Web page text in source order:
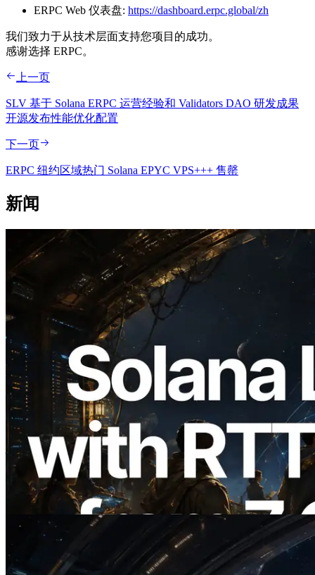
ERPC Web 仪表盘: https://dashboard.erpc.global/zh
我们致力于从技术层面支持您项目的成功。
感谢选择 ERPC。
上一页
SLV 基于 Solana ERPC 运营经验和 Validators DAO 研发成果
开源发布性能优化配置
下一页
ERPC 纽约区域热门 Solana EPYC VPS+++ 售罄
新闻
2026.08.05
ERPC 扩展 Solana Leader Slot API：新
增全球 7 个区域的 Ping 测量，Validators
Information API 同步上线
阅读此文章